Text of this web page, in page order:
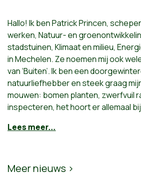
Hallo! Ik ben Patrick Princen,
werken, Natuur- en
stadstuinen, Klimaat en milieu,
in Mechelen. Ze noemen mij ook
van ‘Buiten’. Ik ben een
natuurliefhebber en steek graag
mouwen: bomen planten, zwerfvuil
inspecteren, het hoort er allemaal
Lees meer...
Meer nieuws ›